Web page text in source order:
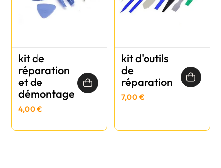
kit de
réparation
et de
démontage
4,00 €
kit d'outils
de
réparation
7,00 €